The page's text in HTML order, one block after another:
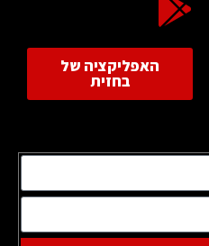
האפליקציה של
בחזית